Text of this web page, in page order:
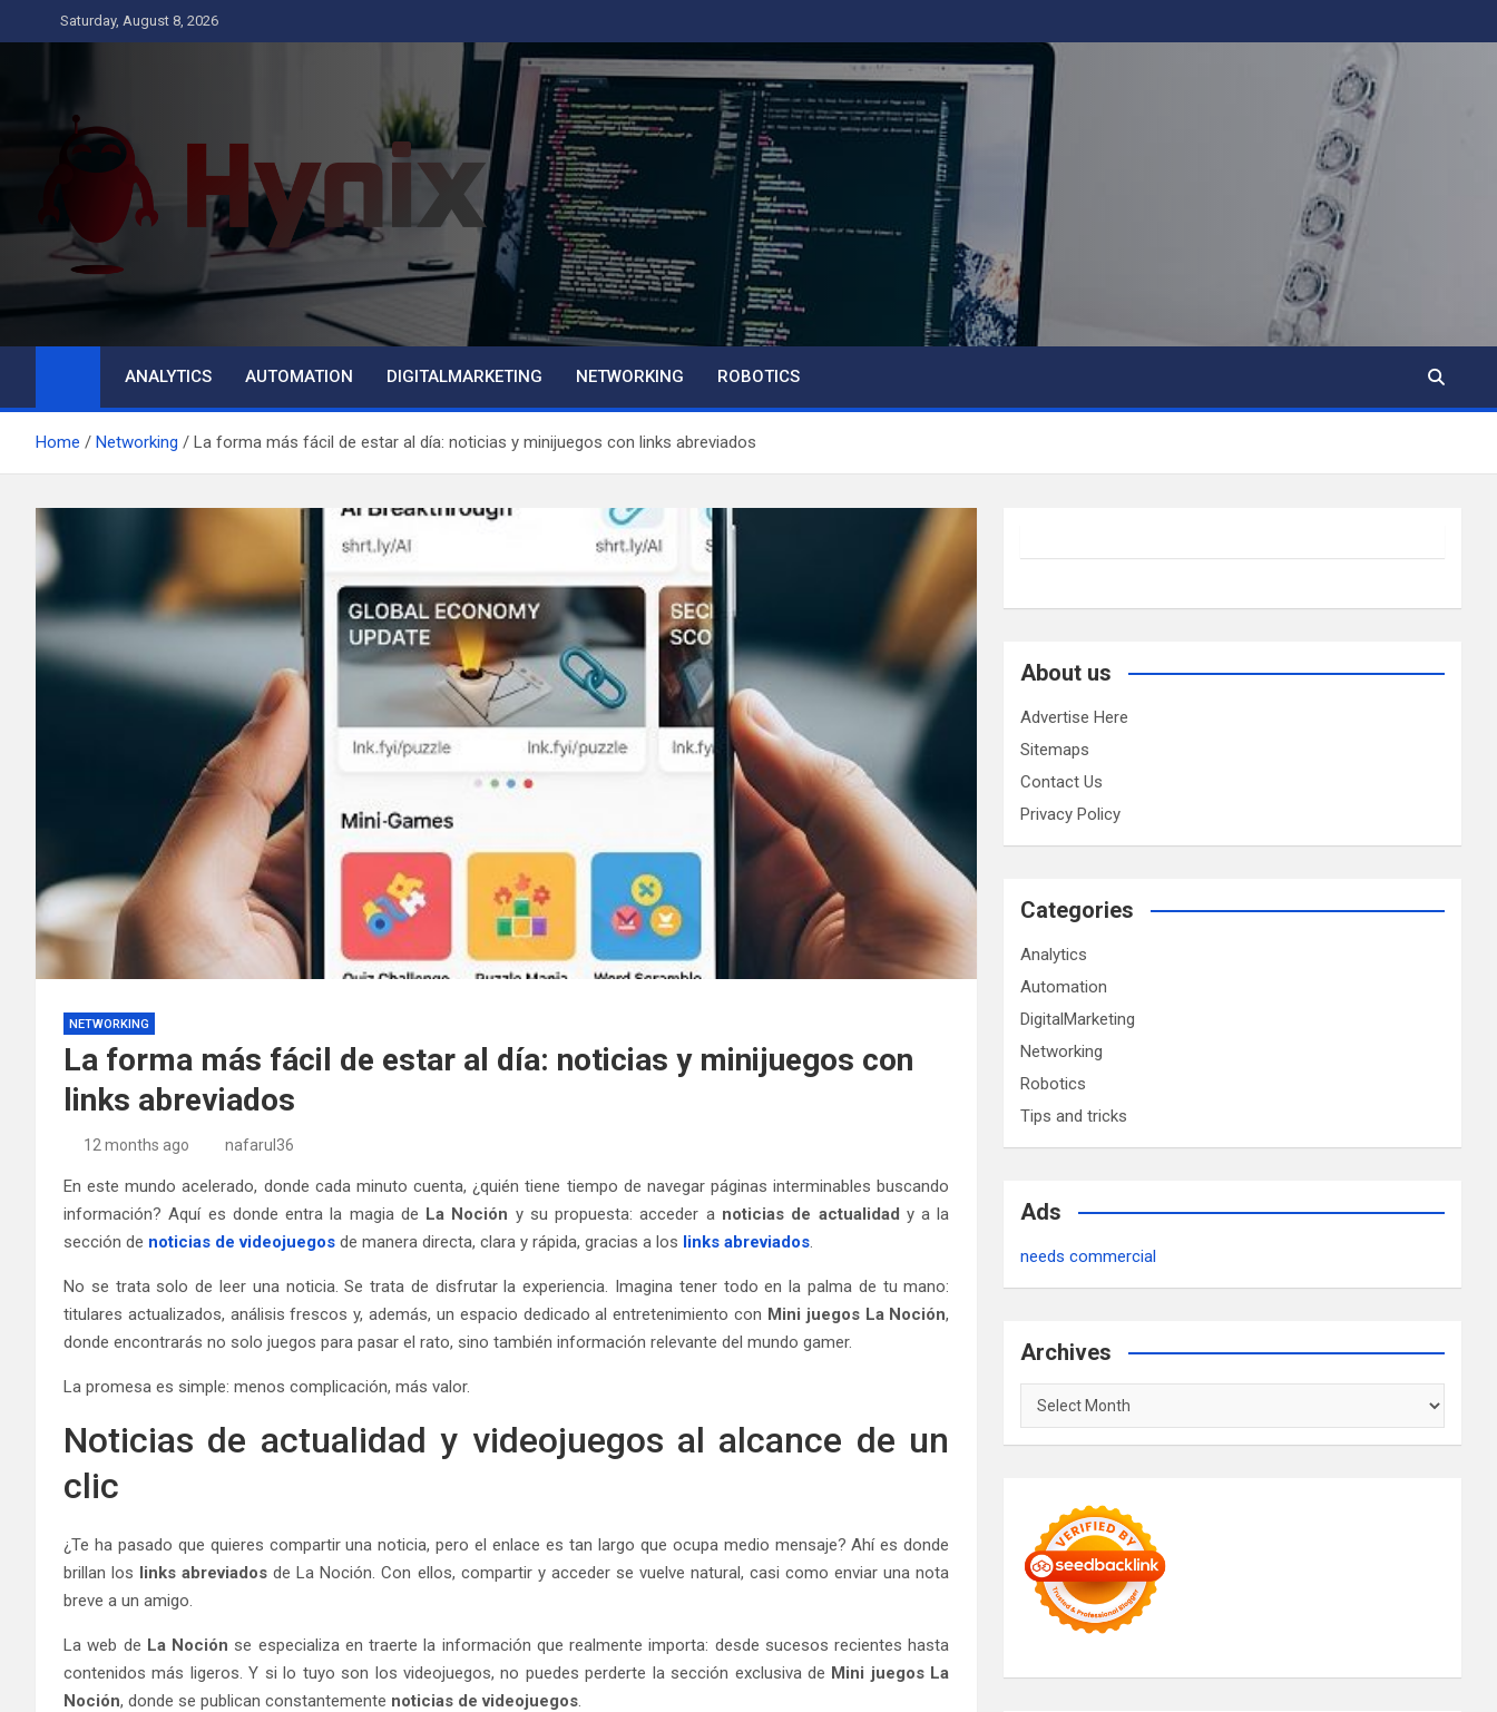
to
Saturday, August 8, 2026
Hynix
ANALYTICS AUTOMATION DIGITALMARKETING NETWORKING ROBOTICS
Home Networking La forma más fácil de estar al día: noticias y minijuegos con links abreviados
NETWORKING
La forma más fácil de estar al día: noticias y minijuegos con
links abreviados
12 months ago nafarul36
En este mundo acelerado, donde cada minuto cuenta, ¿quién tiene tiempo de navegar páginas interminables buscando
información? Aquí es donde entra la magia de La Noción y su propuesta: acceder a noticias de actualidad y a la
sección de noticias de videojuegos de manera directa, clara y rápida, gracias a los links abreviados.
No se trata solo de leer una noticia. Se trata de disfrutar la experiencia. Imagina tener todo en la palma de tu mano:
titulares actualizados, análisis frescos y, además, un espacio dedicado al entretenimiento con Mini juegos La Noción,
donde encontrarás no solo juegos para pasar el rato, sino también información relevante del mundo gamer.
La promesa es simple: menos complicación, más valor.
Noticias de actualidad y videojuegos al alcance de un
clic
¿Te ha pasado que quieres compartir una noticia, pero el enlace es tan largo que ocupa medio mensaje? Ahí es donde
brillan los links abreviados de La Noción. Con ellos, compartir y acceder se vuelve natural, casi como enviar una nota
breve a un amigo.
La web de La Noción se especializa en traerte la información que realmente importa: desde sucesos recientes hasta
contenidos más ligeros. Y si lo tuyo son los videojuegos, no puedes perderte la sección exclusiva de Mini juegos La
Noción, donde se publican constantemente noticias de videojuegos.
About us
Advertise Here
Sitemaps
Contact Us
Privacy Policy
Categories
Analytics
Automation
DigitalMarketing
Networking
Robotics
Tips and tricks
Ads
needs commercial
Archives
Archives